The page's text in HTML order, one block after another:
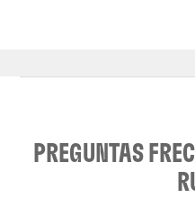
PREGUNTAS